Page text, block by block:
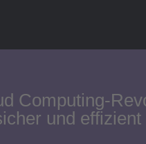
Computing-
und effizient